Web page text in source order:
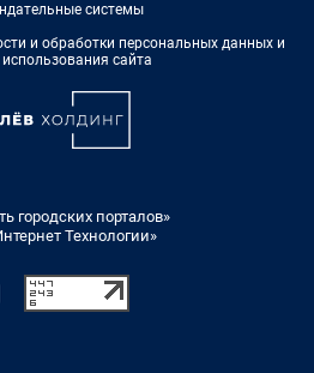
системы
и обработки персональных данных и
сайта
городских порталов»
Технологии»